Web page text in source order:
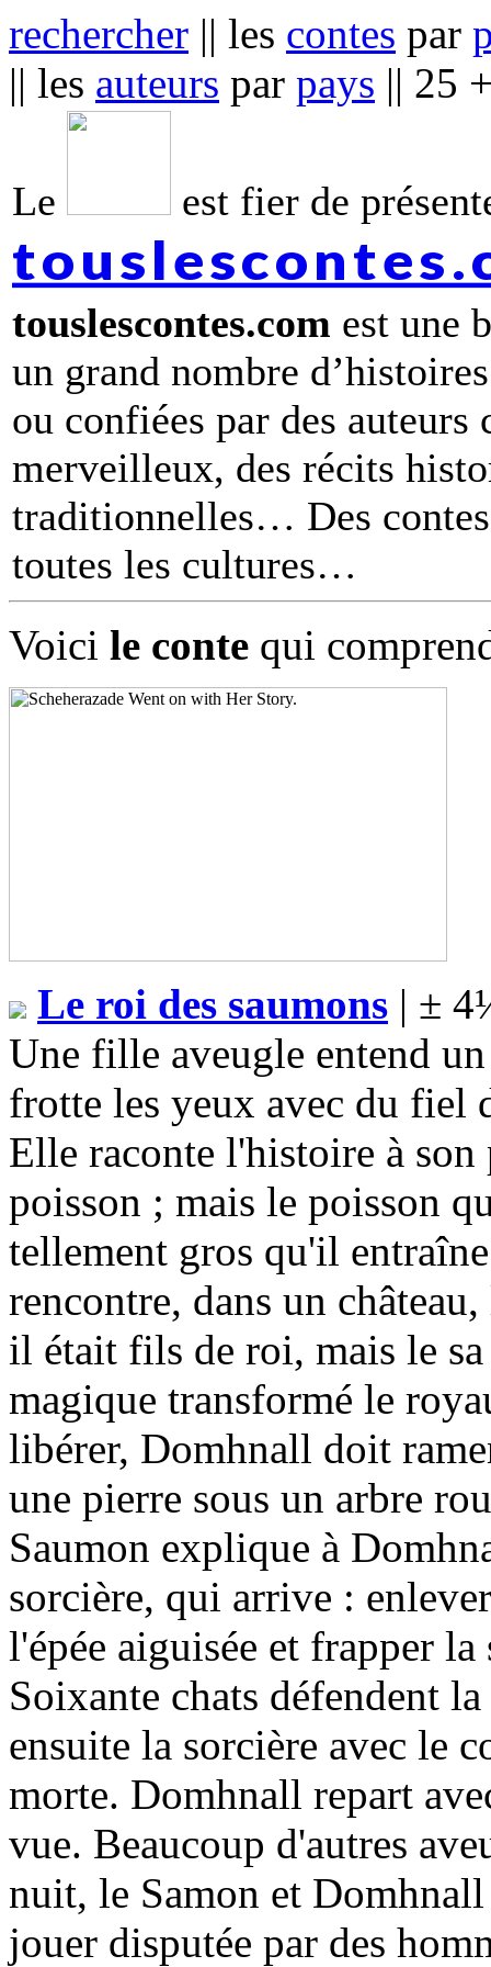
rechercher || les contes par
|| les auteurs par pays || 25
Le est fier de
touslescontes.com est une
un grand nombre
ou confiées par des
merveilleux, des récits
traditionnelles… Des
toutes les cultures
Voici le conte qui
Le roi des saumons | ±
Une fille aveugle entend
frotte les yeux avec du fiel
Elle raconte l'histoire à
poisson ; mais le poisson
tellement gros qu'il
rencontre, dans un
il était fils de roi, mais le
magique transformé le
libérer, Domhnall doit
une pierre sous un arbre
Saumon explique à
sorcière, qui arrive :
l'épée aiguisée et frapper
Soixante chats défendent
ensuite la sorcière avec le
morte. Domhnall repart
vue. Beaucoup d'autres
nuit, le Samon et
jouer disputée par des